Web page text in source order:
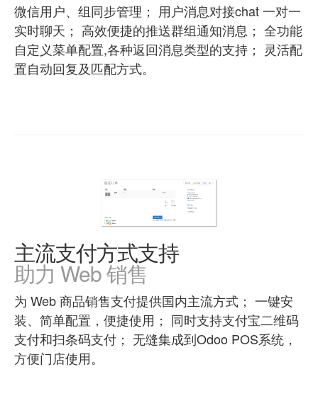
微信用户、组同步管理； 用户消息对接chat 一对一
实时聊天； 高效便捷的推送群组通知消息； 全功能
自定义菜单配置,各种返回消息类型的支持； 灵活配
置自动回复及匹配方式。
主流支付方式支持
助力 Web 销售
为 Web 商品销售支付提供国内主流方式； 一键安
装、简单配置，便捷使用； 同时支持支付宝二维码
支付和扫条码支付； 无缝集成到Odoo POS系统，
方便门店使用。